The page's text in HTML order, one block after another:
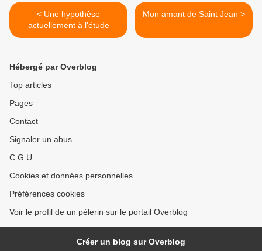
< Une hypothèse
actuellement à l'étude
Mon amant de Saint Jean >
Hébergé par Overblog
Top articles
Pages
Contact
Signaler un abus
C.G.U.
Cookies et données personnelles
Préférences cookies
Voir le profil de un pèlerin sur le portail Overblog
Créer un blog sur Overblog